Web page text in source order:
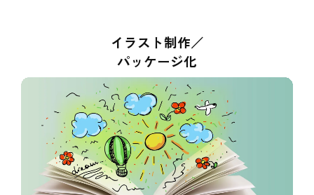
イラスト制作／
パッケージ化